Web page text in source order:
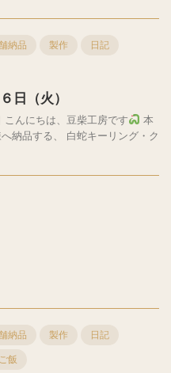
納品 製作 日記
日（火）
こんにちは、豆柴工房です
本
納品する、 白蛇キーリング・ク
納品 製作 日記
ご飯